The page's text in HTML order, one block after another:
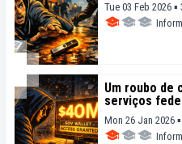
Tue 03 Feb 2026
Um roubo de
serviços
Mon 26 Jan 2026